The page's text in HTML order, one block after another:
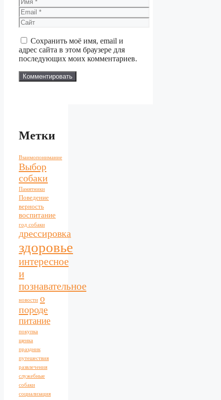
Email
Сайт
Сохранить моё имя, email и
адрес сайта в этом браузере для
последующих моих комментариев.
Метки
Взаимопонимание
Выбор
собаки
Памятники
Поведение
верность
воспитание
год собаки
дрессировка
здоровье
интересное
и
познавательное
новости о
породе
питание
покупка
щенка
праздник
путешествия
развлечения
служебные
собаки
социализация